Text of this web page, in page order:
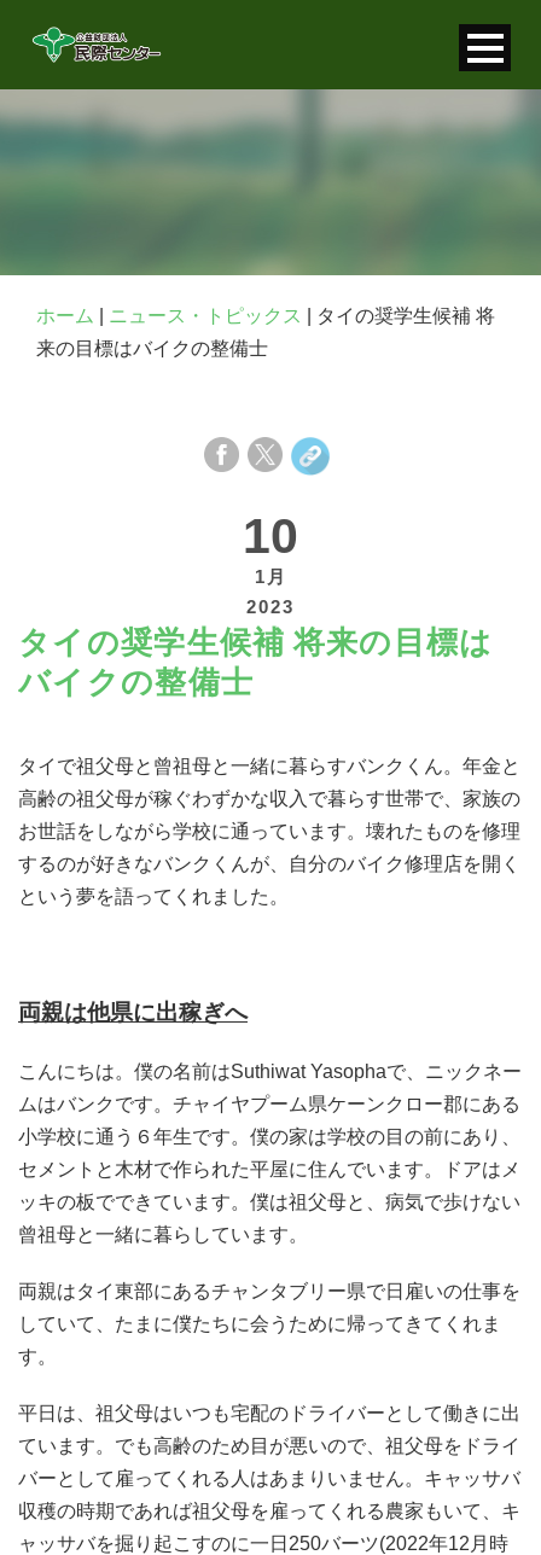
お問い合わせ
寄付する
ホーム ニュース・トピックス
タイの奨学生候補 将
来の目標はバイクの整備士
10
1月
2023
タイの奨学生候補 将来の目標は
バイクの整備士
タイで祖父母と曾祖母と一緒に暮らすバンクくん。年金と
高齢の祖父母が稼ぐわずかな収入で暮らす世帯で、家族の
お世話をしながら学校に通っています。壊れたものを修理
するのが好きなバンクくんが、自分のバイク修理店を開く
という夢を語ってくれました。
両親は他県に出稼ぎへ
こんにちは。僕の名前はSuthiwat Yasophaで、ニックネー
ムはバンクです。チャイヤプーム県ケーンクロー郡にある
小学校に通う６年生です。僕の家は学校の目の前にあり、
セメントと木材で作られた平屋に住んでいます。ドアはメ
ッキの板でできています。僕は祖父母と、病気で歩けない
曾祖母と一緒に暮らしています。
両親はタイ東部にあるチャンタブリー県で日雇いの仕事を
していて、たまに僕たちに会うために帰ってきてくれま
す。
平日は、祖父母はいつも宅配のドライバーとして働きに出
ています。でも高齢のため目が悪いので、祖父母をドライ
バーとして雇ってくれる人はあまりいません。キャッサバ
収穫の時期であれば祖父母を雇ってくれる農家もいて、キ
ャッサバを掘り起こすのに一日250バーツ(2022年12月時